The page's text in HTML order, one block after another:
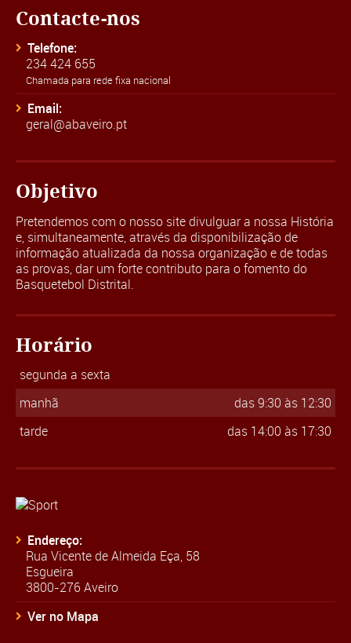
Contacte-nos
Telefone:
234 424 655
Chamada para rede fixa nacional
Email:
geral@abaveiro.pt
Objetivo
Pretendemos com o nosso site divulguar a nossa História
e, simultaneamente, através da disponibilização de
informação atualizada da nossa organização e de todas
as provas, dar um forte contributo para o fomento do
Basquetebol Distrital.
Horário
segunda a sexta
manhã
das 9:30 às 12:30
tarde
das 14:00 às 17:30
Endereço:
Rua Vicente de Almeida Eça, 58
Esgueira
3800-276 Aveiro
Ver no Mapa